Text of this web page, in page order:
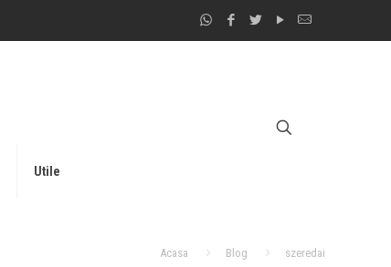
Utile
Acasa Blog szeredai